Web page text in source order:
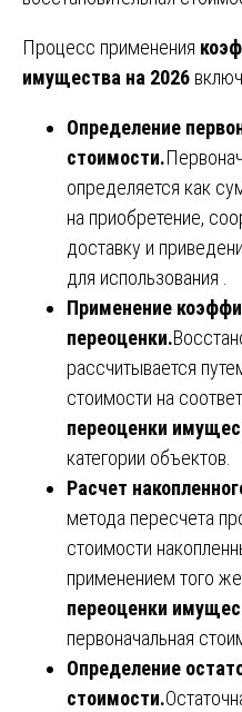
Процесс применения
имущества на 2026
Определение
стоимости.
определяется как
на приобретение,
доставку и
для использования .
Применение
переоценки.
рассчитывается
стоимости на
переоценки
категории объектов.
Расчет
метода пересчета
стоимости
применением того же
переоценки
первоначальная
Определение
стоимости.